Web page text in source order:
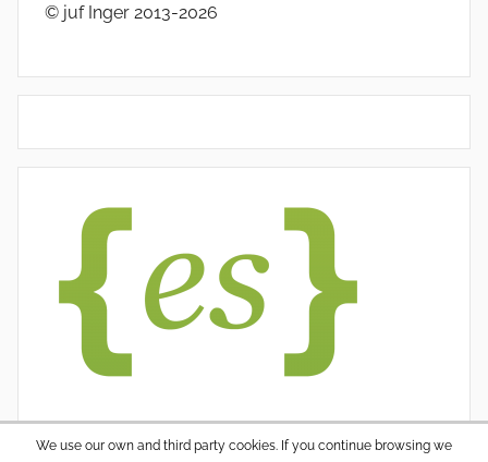
© juf Inger 2013-2026
We use our own and third party cookies. If you continue browsing we